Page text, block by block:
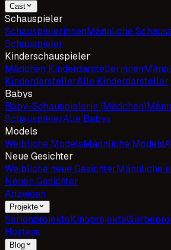
Cast
Schauspieler
SchauspielerinnenMännliche
Schauspieler
Kinderschauspieler
Mädchen Kinderdarstellerinnen
KinderdarstellerAlle Kinderdarsteller
Babys
Baby-Schauspielerin (Mädchen)
SchauspielerAlle Babys
Models
Weibliche ModelsMännliche Models
Neue Gesichter
Weibliche neue GesichterMännliche
Neuen Gesichter
Anzeigen
Projekte
SerienprojekteKinoprojekte
Hostess
Blog